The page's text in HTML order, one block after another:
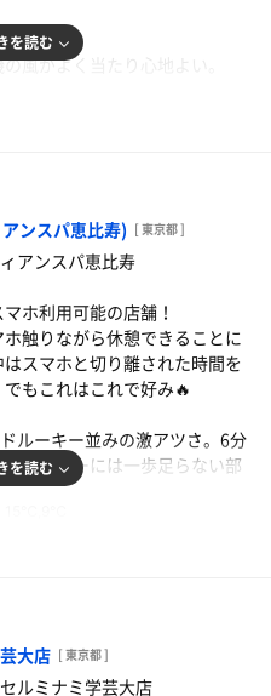
風がよく当たり心地よい。
り、休憩、その後ぬる湯へと
良いポイントだ。
を読む
ンスパ恵比寿) [ 東京都 ]
アンスパ恵比寿
ホ利用可能の店舗！
触りながら休憩できることに
スマホと切り離された時間を
もこれはこれで好み🔥
ルーキー並みの激アツさ。6分
ルーキーには一歩足らない部
熱さだ。ボナサウナって全身
るな。
で使い分けて入りました。
も好み！
を読む
大店 [ 東京都 ]
ルミナミ学芸大店